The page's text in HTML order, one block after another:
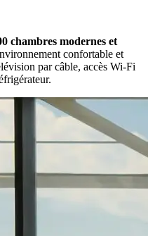
chambres modernes et
confortable et
par câble, accès Wi-Fi